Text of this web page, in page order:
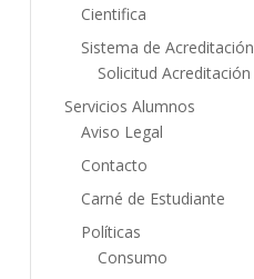
Cientifica
Sistema de Acreditación
Solicitud Acreditación
Servicios Alumnos
Aviso Legal
Contacto
Carné de Estudiante
Políticas
Consumo